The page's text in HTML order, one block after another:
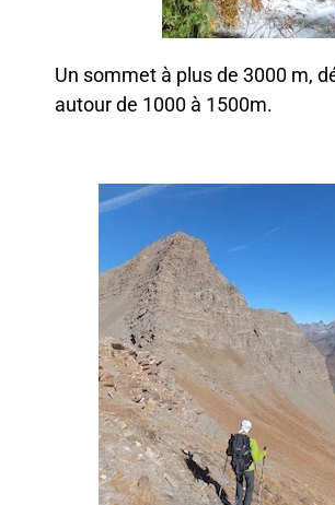
Un sommet à plus de 3000 m,
autour de 1000 à 1500m.